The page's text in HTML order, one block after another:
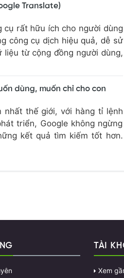
Translate)
cụ rất hữu ích cho người dùng
công cụ dịch hiệu quả, dễ sử
liệu từ cộng đồng người dùng,
dùng, muốn chỉ cho con
nhất thế giới, với hàng tỉ lệnh
triển, Google không ngừng
kết quả tìm kiếm tốt hơn.
TÀI
Xem